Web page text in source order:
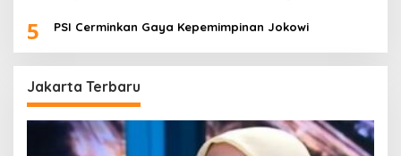
5 PSI Cerminkan Gaya Kepemimpinan Jokowi
Jakarta Terbaru